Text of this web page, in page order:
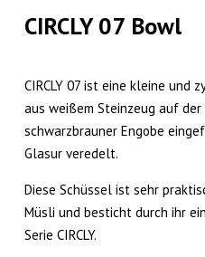
CIRCLY 07 Bowl
CIRCLY 07 ist eine kleine und
aus weißem Steinzeug auf
schwarzbrauner Engobe
Glasur veredelt.
Diese Schüssel ist sehr
Müsli und besticht durch ihr
Serie CIRCLY.